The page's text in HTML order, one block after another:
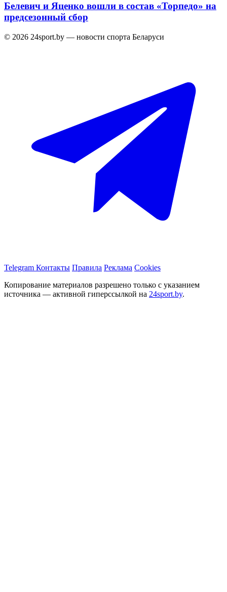
Белевич и Яценко вошли в состав «Торпедо» на
предсезонный сбор
© 2026 24sport.by — новости спорта Беларуси
Telegram Контакты Правила Реклама Cookies
Копирование материалов разрешено только с указанием
источника — активной гиперссылкой на 24sport.by.